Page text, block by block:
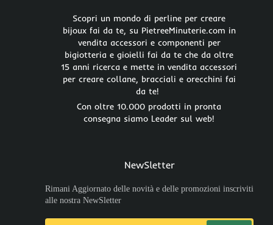
Scopri un mondo di perline per creare
bijoux fai da te, su PietreeMinuterie.com in
vendita accessori e componenti per
bigiotteria e gioielli fai da te che da oltre
15 anni ricerca e mette in vendita accessori
per creare collane, bracciali e orecchini fai
da te!
Con oltre 10.000 prodotti in pronta
consegna siamo Leader sul web!
NewSletter
Rimani Aggiornato delle novità e delle promozioni inscriviti
alle nostra NewSletter